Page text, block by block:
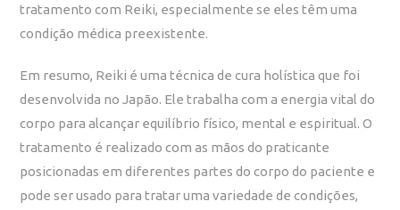
tratamento com Reiki, especialmente se eles têm uma
condição médica preexistente.
Em resumo, Reiki é uma técnica de cura holística que foi
desenvolvida no Japão. Ele trabalha com a energia vital do
corpo para alcançar equilíbrio físico, mental e espiritual. O
tratamento é realizado com as mãos do praticante
posicionadas em diferentes partes do corpo do paciente e
pode ser usado para tratar uma variedade de condições,